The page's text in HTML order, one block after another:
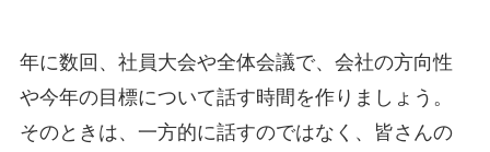
年に数回、社員大会や全体会議で、会社の方向性
や今年の目標について話す時間を作りましょう。
そのときは、一方的に話すのではなく、皆さんの